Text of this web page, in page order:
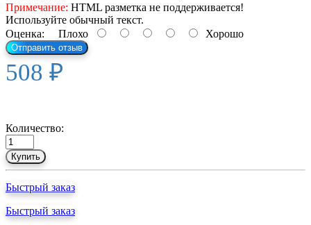
Примечание: HTML разметка не поддерживается!
Используйте обычный текст.
Оценка: Плохо Хорошо
Отправить отзыв
508 ₽
Количество:
Купить
Быстрый заказ
Быстрый заказ